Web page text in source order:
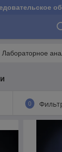
Лабораторное
0